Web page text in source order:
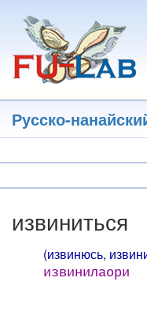
основному
содержанию
Русско-
извиниться
(извинюсь,
извинилаори